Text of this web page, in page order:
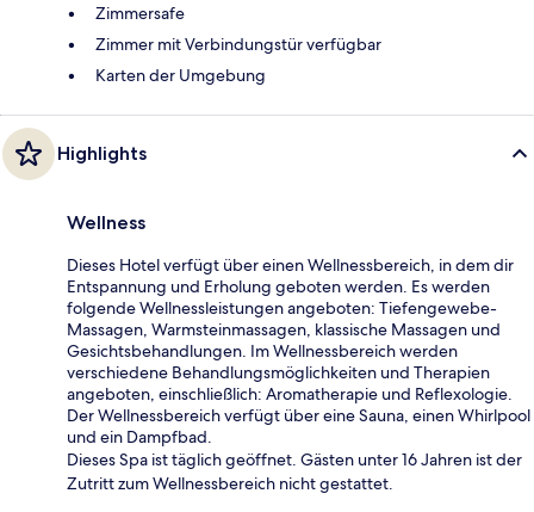
Zimmersafe
Zimmer mit Verbindungstür verfügbar
Karten der Umgebung
Highlights
Wellness
Dieses Hotel verfügt über einen Wellnessbereich, in dem dir
Entspannung und Erholung geboten werden. Es werden
folgende Wellnessleistungen angeboten: Tiefengewebe-
Massagen, Warmsteinmassagen, klassische Massagen und
Gesichtsbehandlungen. Im Wellnessbereich werden
verschiedene Behandlungsmöglichkeiten und Therapien
angeboten, einschließlich: Aromatherapie und Reflexologie.
Der Wellnessbereich verfügt über eine Sauna, einen Whirlpool
und ein Dampfbad.
Dieses Spa ist täglich geöffnet. Gästen unter 16 Jahren ist der
Zutritt zum Wellnessbereich nicht gestattet.